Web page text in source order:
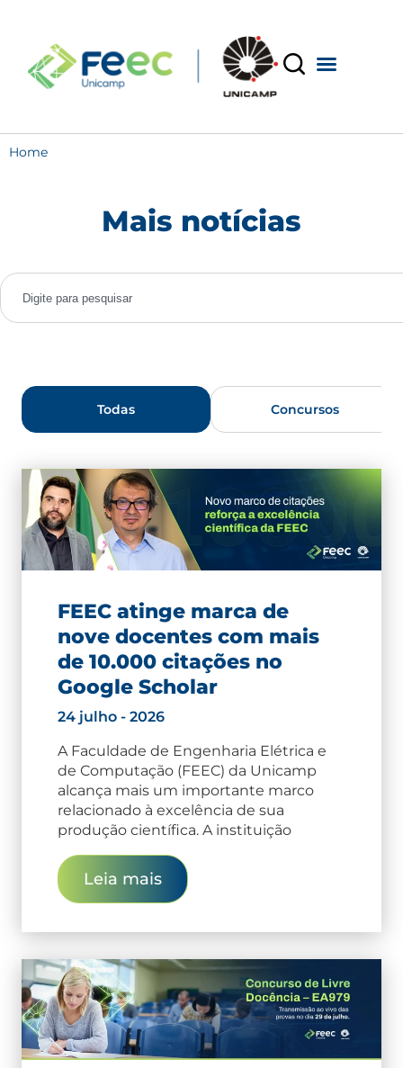
Home
Mais notícias
Concursos
Todas
FEEC atinge marca de
nove docentes com mais
de 10.000 citações no
Google Scholar
24 julho - 2026
A Faculdade de Engenharia Elétrica e
de Computação (FEEC) da Unicamp
alcança mais um importante marco
relacionado à excelência de sua
produção científica. A instituição
Leia mais